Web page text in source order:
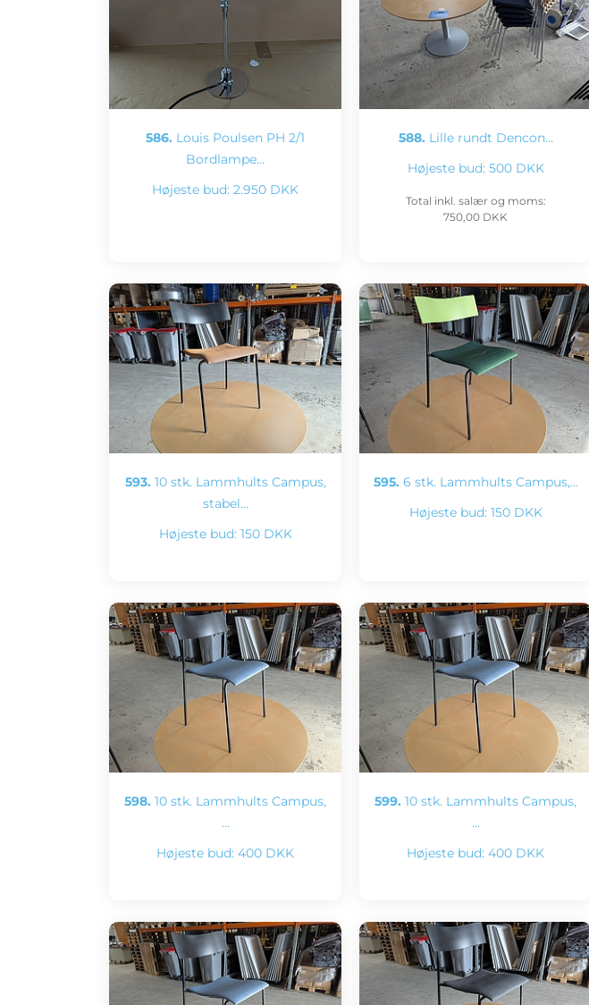
586. Louis Poulsen PH 2/1
Bordlampe…
Højeste bud: 2.950 DKK
588. Lille rundt Dencon…
Højeste bud: 500 DKK
Total inkl. salær og moms:
750,00 DKK
593. 10 stk. Lammhults Campus,
stabel…
Højeste bud: 150 DKK
595. 6 stk. Lammhults Campus,…
Højeste bud: 150 DKK
598. 10 stk. Lammhults Campus,
…
Højeste bud: 400 DKK
599. 10 stk. Lammhults Campus,
…
Højeste bud: 400 DKK